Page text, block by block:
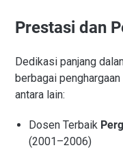
Prestasi dan
Dedikasi panjang
berbagai
antara lain:
Dosen Terbaik
(2001–2006)